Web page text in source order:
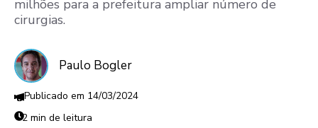
milhões para a prefeitura ampliar número de
cirurgias.
Paulo Bogler
14/03/2024
2 min de leitura